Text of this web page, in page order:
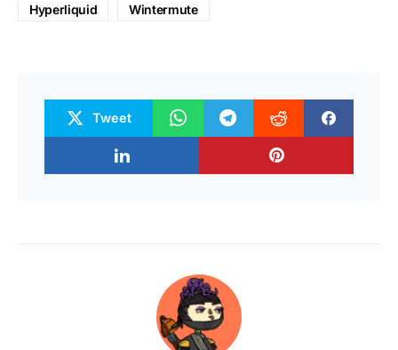
Hyperliquid Wintermute
Tweet